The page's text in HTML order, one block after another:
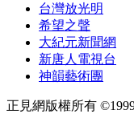
台灣放光明
希望之聲
大紀元新聞網
新唐人電視台
神韻藝術團
正見網版權所有